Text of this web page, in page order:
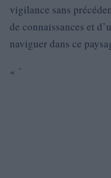
vigilance sans
de connaissances et
naviguer dans ce
« `